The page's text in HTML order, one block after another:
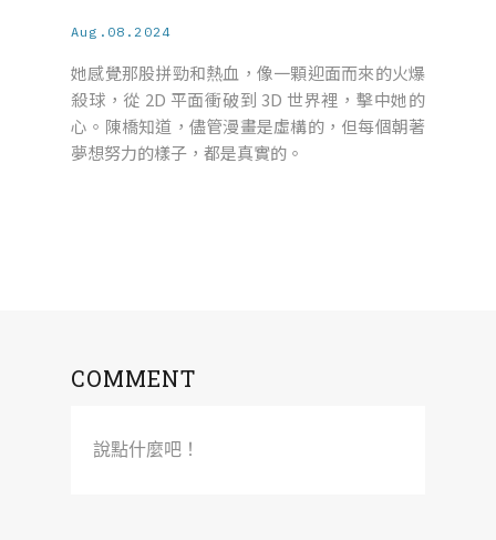
Aug.08.2024
她感覺那股拼勁和熱血，像一顆迎面而來的火爆
殺球，從 2D 平面衝破到 3D 世界裡，擊中她的
心。陳橋知道，儘管漫畫是虛構的，但每個朝著
夢想努力的樣子，都是真實的。
COMMENT
說點什麼吧！